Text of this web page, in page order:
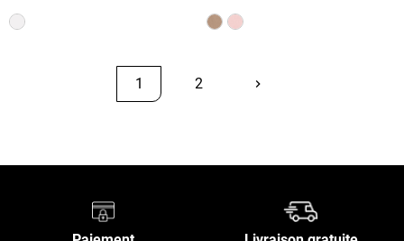
1 2 keyboard_arrow_rightSuivant